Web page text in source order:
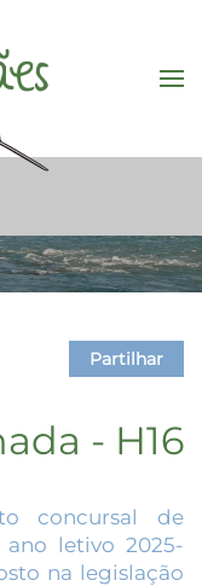
Partilhar
- H16
concursal de
letivo 2025-
na legislação